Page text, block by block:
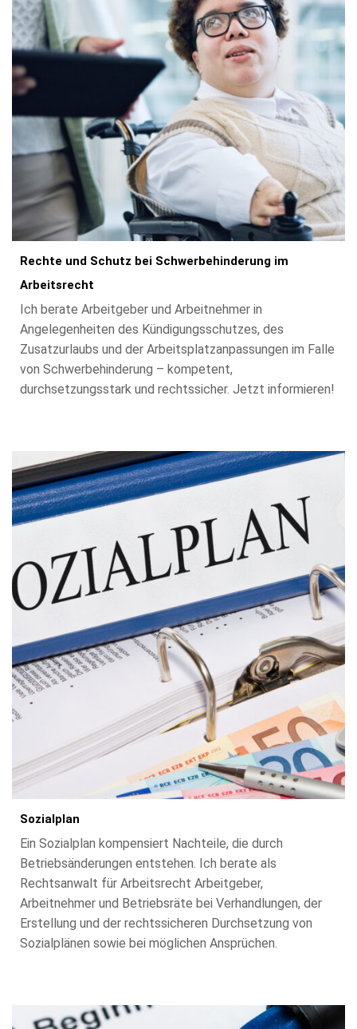
Rechte und Schutz bei Schwerbehinderung im
Arbeitsrecht
Ich berate Arbeitgeber und Arbeitnehmer in
Angelegenheiten des Kündigungsschutzes, des
Zusatzurlaubs und der Arbeitsplatzanpassungen im Falle
von Schwerbehinderung – kompetent,
durchsetzungsstark und rechtssicher. Jetzt informieren!
So­zi­al­plan
Ein Sozialplan kompensiert Nachteile, die durch
Betriebsänderungen entstehen. Ich berate als
Rechtsanwalt für Arbeitsrecht Arbeitgeber,
Arbeitnehmer und Betriebsräte bei Verhandlungen, der
Erstellung und der rechtssicheren Durchsetzung von
Sozialplänen sowie bei möglichen Ansprüchen.